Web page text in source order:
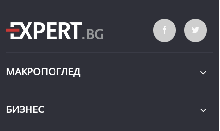
МАКРОПОГЛЕД
БИЗНЕС